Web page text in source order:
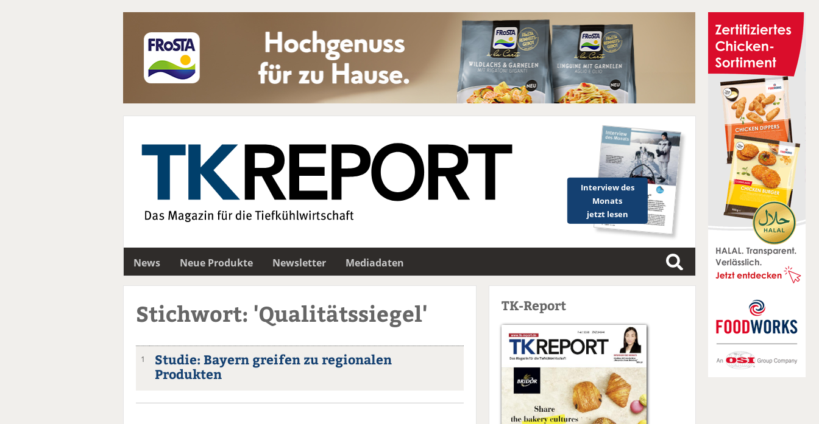
Interview des
Monats
jetzt lesen
News Neue Produkte Newsletter
Mediadaten
S
u
Stichwort: 'Qualitätssiegel'
1
Studie: Bayern greifen zu regionalen
Produkten
TK-Report